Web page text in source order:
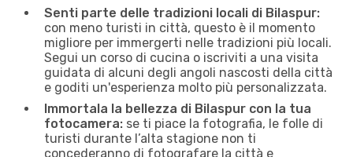
Senti parte delle tradizioni locali di Bilaspur:
con meno turisti in città, questo è il momento
migliore per immergerti nelle tradizioni più locali.
Segui un corso di cucina o iscriviti a una visita
guidata di alcuni degli angoli nascosti della città
e goditi un'esperienza molto più personalizzata.
Immortala la bellezza di Bilaspur con la tua
fotocamera: se ti piace la fotografia, le folle di
turisti durante l’alta stagione non ti
concederanno di fotografare la città e